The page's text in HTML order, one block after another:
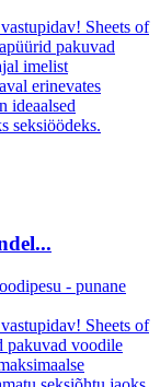
Sheets of
pakuvad
imelist
erinevates
ideaalsed
seksiöödeks.
Sheets of
pakuvad voodile